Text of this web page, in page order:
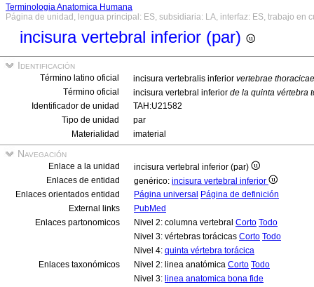
Terminologia Anatomica Humana
Página de unidad, lengua principal: ES, subsidiaria: LA, interfaz: ES, trabajo en
incisura vertebral inferior (par)
Identificación
Término latino oficial incisura vertebralis inferior vertebrae
Término oficial
incisura vertebral inferior de la quinta vértebra
Identificador de unidad
TAH:U21582
Tipo de unidad
par
Materialidad
imaterial
Navegación
Enlace a la unidad
incisura vertebral inferior (par)
Enlaces de entidad
genérico: incisura vertebral inferior
Enlaces orientados entidad
Página universal Página de definición
External links
PubMed
Enlaces partonomicos
Nivel 2: columna vertebral Corto Todo
Nivel 3: vértebras torácicas Corto Todo
Nivel 4: quinta vértebra torácica
Enlaces taxonómicos
Nivel 2: linea anatómica Corto Todo
Nivel 3: linea anatomica bona fide